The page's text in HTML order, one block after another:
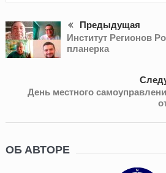
Предыдущая
Институт Регионов
планерка
День местного
ОБ АВТОРЕ